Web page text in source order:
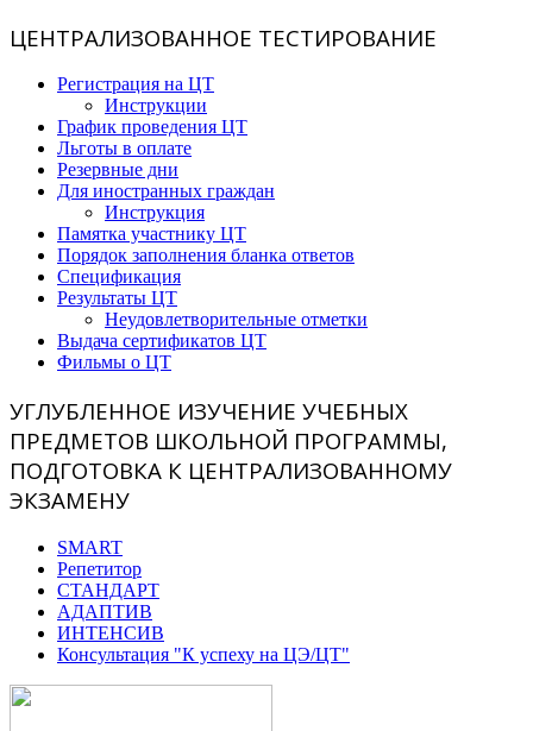
ЦЕНТРАЛИЗОВАННОЕ ТЕСТИРОВАНИЕ
Регистрация на ЦТ
Инструкции
График проведения ЦТ
Льготы в оплате
Резервные дни
Для иностранных граждан
Инструкция
Памятка участнику ЦТ
Порядок заполнения бланка ответов
Спецификация
Результаты ЦТ
Неудовлетворительные отметки
Выдача сертификатов ЦТ
Фильмы о ЦТ
УГЛУБЛЕННОЕ ИЗУЧЕНИЕ УЧЕБНЫХ
ПРЕДМЕТОВ ШКОЛЬНОЙ ПРОГРАММЫ,
ПОДГОТОВКА К ЦЕНТРАЛИЗОВАННОМУ
ЭКЗАМЕНУ
SMART
Репетитор
СТАНДАРТ
АДАПТИВ
ИНТЕНСИВ
Консультация "К успеху на ЦЭ/ЦТ"